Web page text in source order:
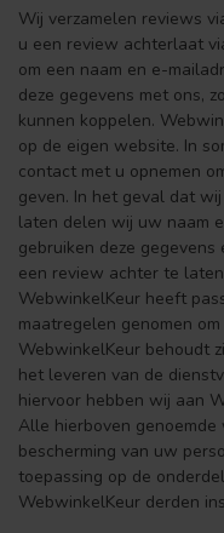
Wij verzamelen reviews
u een review achterlaat
om een naam en e-
deze gegevens met ons,
kunnen koppelen.
op de eigen website. In
contact met u opnemen
geven. In het geval dat
laten delen wij uw naam
gebruiken deze
een review achter te
WebwinkelKeur heeft
maatregelen genomen
WebwinkelKeur behoudt
het leveren van de
hiervoor hebben wij aan
Alle hierboven
bescherming van uw
toepassing op de
WebwinkelKeur derden